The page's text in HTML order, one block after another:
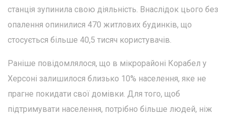
станція зупинила свою діяльність. Внаслідок цього без
опалення опинилися 470 житлових будинків, що
стосується більше 40,5 тисяч користувачів.
Раніше повідомлялося, що в мікрорайоні Корабел у
Херсоні залишилося близько 10% населення, яке не
прагне покидати свої домівки. Для того, щоб
підтримувати населення, потрібно більше людей, ніж